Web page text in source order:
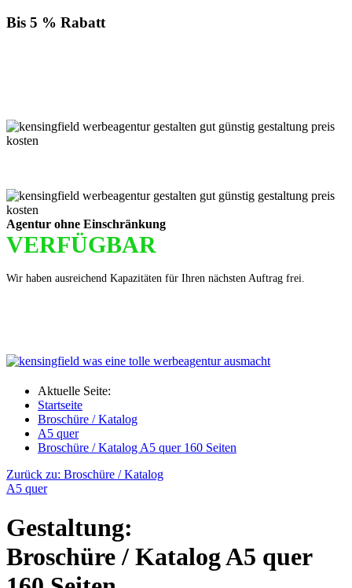
Bis 5 % Rabatt
Agentur ohne Einschränkung
VERFÜGBAR
Wir haben ausreichend Kapazitäten für Ihren nächsten Auftrag frei.
Aktuelle Seite:
Startseite
Broschüre / Katalog
A5 quer
Broschüre / Katalog A5 quer 160 Seiten
Zurück zu: Broschüre / Katalog
A5 quer
Gestaltung:
Broschüre / Katalog A5 quer